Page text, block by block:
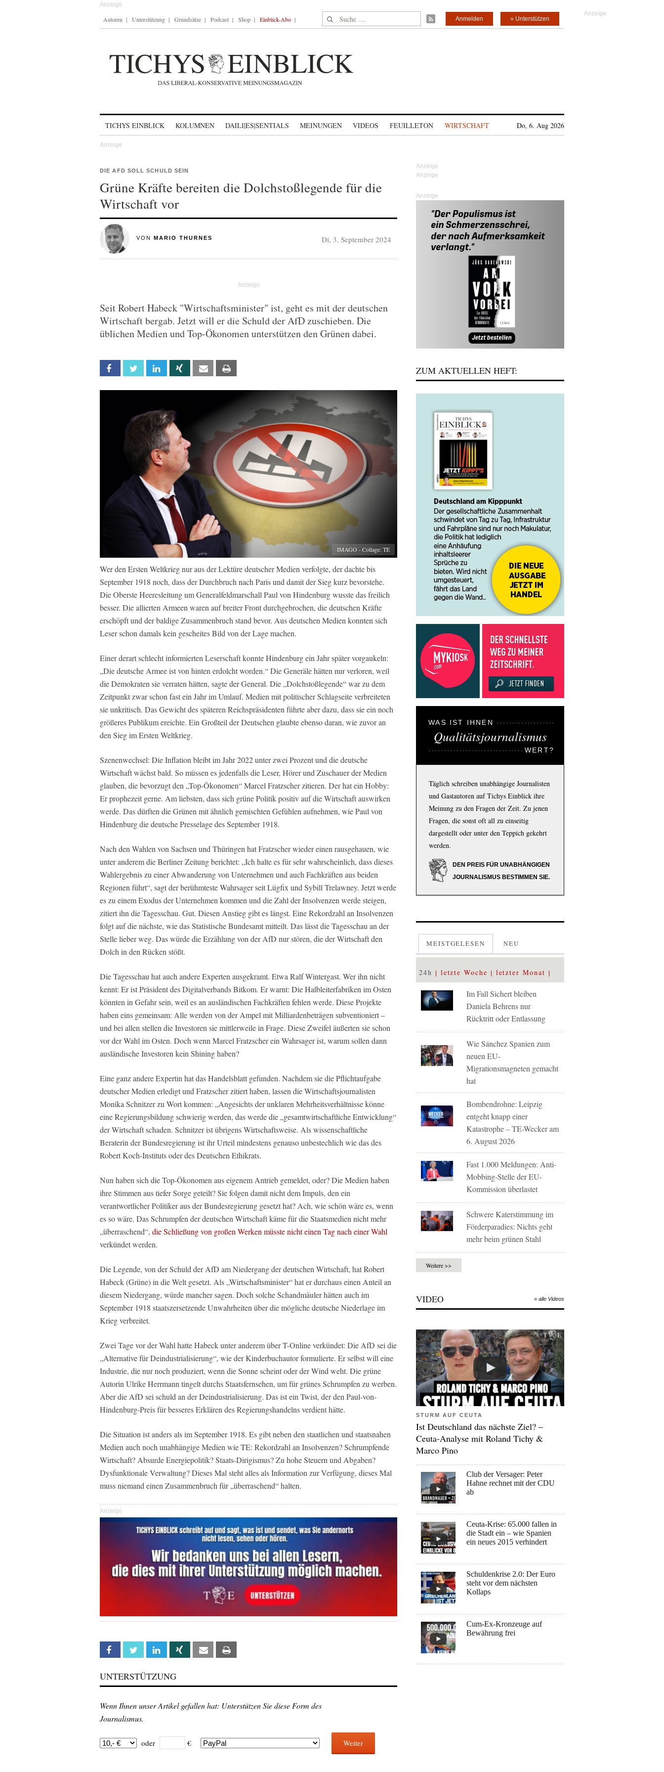
Autoren Unterstützung Grundsätze Podcast Shop Einblick-Abo Suche nach: » Unterstützen
Anmelden
TICHYS EINBLICK KOLUMNEN DAILI|ES|SENTIALS MEINUNGEN VIDEOS FEUILLETON WIRTSCHAFT Do, 6. Aug 2026
DIE AFD SOLL SCHULD SEIN
Grüne Kräfte bereiten die Dolchstoßlegende für die
Wirtschaft vor
VON MARIO THURNES Di, 3. September 2024
Seit Robert Habeck "Wirtschaftsminister" ist, geht es mit der deutschen
Wirtschaft bergab. Jetzt will er die Schuld der AfD zuschieben. Die
üblichen Medien und Top-Ökonomen unterstützen den Grünen dabei.
Facebook Twitter Linkedin Xing Email
IMAGO - Collage: TE
Wer den Ersten Weltkrieg nur aus der Lektüre deutscher Medien verfolgte, der dachte bis
September 1918 noch, dass der Durchbruch nach Paris und damit der Sieg kurz bevorstehe.
Die Oberste Heeresleitung um Generalfeldmarschall Paul von Hindenburg wusste das freilich
besser. Die allierten Armeen waren auf breiter Front durchgebrochen, die deutschen Kräfte
erschöpft und der baldige Zusammenbruch stand bevor. Aus deutschen Medien konnten sich
Leser schon damals kein gescheites Bild von der Lage machen.
Einer derart schlecht informierten Leserschaft konnte Hindenburg ein Jahr später vorgaukeln:
„Die deutsche Armee ist von hinten erdolcht worden.“ Die Generäle hätten nur verloren, weil
die Demokraten sie verraten hätten, sagte der General. Die „Dolchstoßlegende“ war zu dem
Zeitpunkt zwar schon fast ein Jahr im Umlauf. Medien mit politischer Schlagseite verbreiteten
sie unkritisch. Das Gewicht des späteren Reichspräsidenten führte aber dazu, dass sie ein noch
größeres Publikum ereichte. Ein Großteil der Deutschen glaubte ebenso daran, wie zuvor an
den Sieg im Ersten Weltkrieg.
Szenenwechsel: Die Inflation bleibt im Jahr 2022 unter zwei Prozent und die deutsche
Wirtschaft wächst bald. So müssen es jedenfalls die Leser, Hörer und Zuschauer der Medien
glauben, die bevorzugt den „Top-Ökonomen“ Marcel Fratzscher zitieren. Der hat ein Hobby:
Er prophezeit gerne. Am liebsten, dass sich grüne Politik positiv auf die Wirtschaft auswirken
werde. Das dürften die Grünen mit ähnlich gemischten Gefühlen aufnehmen, wie Paul von
Hindenburg die deutsche Presselage des September 1918.
Nach den Wahlen von Sachsen und Thüringen hat Fratzscher wieder einen rausgehauen, wie
unter anderem die Berliner Zeitung berichtet: „Ich halte es für sehr wahrscheinlich, dass dieses
Wahlergebnis zu einer Abwanderung von Unternehmen und auch Fachkräften aus beiden
Regionen führt“, sagt der berühmteste Wahrsager seit Lügfix und Sybill Trelawney. Jetzt werde
es zu einem Exodus der Unternehmen kommen und die Zahl der Insolvenzen werde steigen,
zitiert ihn die Tagesschau. Gut. Diesen Anstieg gibt es längst. Eine Rekordzahl an Insolvenzen
folgt auf die nächste, wie das Statistische Bundesamt mitteilt. Das lässt die Tagesschau an der
Stelle lieber weg. Das würde die Erzählung von der AfD nur stören, die der Wirtschaft den
Dolch in den Rücken stößt.
Die Tagesschau hat auch andere Experten ausgekramt. Etwa Ralf Wintergast. Wer ihn nicht
kennt: Er ist Präsident des Digitalverbands Bitkom. Er warnt: Die Halbleiterfabriken im Osten
könnten in Gefahr sein, weil es an ausländischen Fachkräften fehlen werde. Diese Projekte
haben eins gemeinsam: Alle werden von der Ampel mit Milliardenbeträgen subventioniert –
und bei allen stellen die Investoren sie mittlerweile in Frage. Diese Zweifel äußerten sie schon
vor der Wahl im Osten. Doch wenn Marcel Fratzscher ein Wahrsager ist, warum sollen dann
ausländische Investoren kein Shining haben?
Eine ganz andere Expertin hat das Handelsblatt gefunden. Nachdem sie die Pflichtaufgabe
deutscher Medien erledigt und Fratzscher zitiert haben, lassen die Wirtschaftsjournalisten
Monika Schnitzer zu Wort kommen: „Angesichts der unklaren Mehrheitsverhältnisse könne
eine Regierungsbildung schwierig werden, das werde die „gesamtwirtschaftliche Entwicklung“
der Wirtschaft schaden. Schnitzer ist übrigens Wirtschaftsweise. Als wissenschaftliche
Beraterin der Bundesregierung ist ihr Urteil mindestens genauso unbestechlich wie das des
Robert Koch-Instituts oder des Deutschen Ethikrats.
Nun haben sich die Top-Ökonomen aus eigenem Antrieb gemeldet, oder? Die Medien haben
ihre Stimmen aus tiefer Sorge geteilt? Sie folgen damit nicht dem Impuls, den ein
verantwortlicher Politiker aus der Bundesregierung gesetzt hat? Ach, wie schön wäre es, wenn
es so wäre. Das Schrumpfen der deutschen Wirtschaft käme für die Staatsmedien nicht mehr
„überraschend“, die Schließung von großen Werken müsste nicht einen Tag nach einer Wahl
verkündet werden.
Die Legende, von der Schuld der AfD am Niedergang der deutschen Wirtschaft, hat Robert
Habeck (Grüne) in die Welt gesetzt. Als „Wirtschaftsminister“ hat er durchaus einen Anteil an
diesem Niedergang, würde mancher sagen. Doch solche Schandmäuler hätten auch im
September 1918 staatszersetzende Unwahrheiten über die mögliche deutsche Niederlage im
Krieg verbreitet.
Zwei Tage vor der Wahl hatte Habeck unter anderem über T-Online verkündet: Die AfD sei die
„Alternative für Deindustrialisierung“, wie der Kinderbuchautor formulierte. Er selbst will eine
Industrie, die nur noch produziert, wenn die Sonne scheint oder der Wind weht. Die grüne
Autorin Ulrike Herrmann tingelt durchs Staatsfernsehen, um für grünes Schrumpfen zu werben.
Aber die AfD sei schuld an der Deindustrialisierung. Das ist ein Twist, der den Paul-von-
Hindenburg-Preis für besseres Erklären des Regierungshandelns verdient hätte.
Die Situation ist anders als im September 1918. Es gibt neben den staatlichen und staatsnahen
Medien auch noch unabhängige Medien wie TE: Rekordzahl an Insolvenzen? Schrumpfende
Wirtschaft? Absurde Energiepolitik? Staats-Dirigismus? Zu hohe Steuern und Abgaben?
Dysfunktionale Verwaltung? Dieses Mal steht alles als Information zur Verfügung, dieses Mal
muss niemand einen Zusammenbruch für „überraschend“ halten.
Anzeige
Facebook Twitter Linkedin Xing Email
UNTERSTÜTZUNG
Wenn Ihnen unser Artikel gefallen hat: Unterstützen Sie diese Form des
Journalismus.
oder € Weiter
Anzeige
ZUM AKTUELLEN HEFT:
WAS IST IHNEN
Qualitätsjournalismus
WERT?
Täglich schreiben unabhängige Journalisten
und Gastautoren auf Tichys Einblick ihre
Meinung zu den Fragen der Zeit. Zu jenen
Fragen, die sonst oft all zu einseitig
dargestellt oder unter den Teppich gekehrt
werden.
DEN PREIS FÜR UNABHÄNGIGEN
JOURNALISMUS BESTIMMEN SIE.
MEISTGELESEN NEU
24h letzte Woche letzter Monat
Im Fall Sichert bleiben
Daniela Behrens nur
Rücktritt oder Entlassung
Wie Sánchez Spanien zum
neuen EU-
Migrationsmagneten gemacht
hat
Bombendrohne: Leipzig
entgeht knapp einer
Katastrophe – TE-Wecker am
6. August 2026
Fast 1.000 Meldungen: Anti-
Mobbing-Stelle der EU-
Kommission überlastet
Schwere Katerstimmung im
Förderparadies: Nichts geht
mehr beim grünen Stahl
Weitere >>
VIDEO » alle Videos
STURM AUF CEUTA
Ist Deutschland das nächste Ziel? –
Ceuta-Analyse mit Roland Tichy &
Marco Pino
Club der Versager: Peter
Hahne rechnet mit der CDU
ab
Ceuta-Krise: 65.000 fallen in
die Stadt ein – wie Spanien
ein neues 2015 verhindert
Schuldenkrise 2.0: Der Euro
steht vor dem nächsten
Kollaps
Cum-Ex-Kronzeuge auf
Bewährung frei